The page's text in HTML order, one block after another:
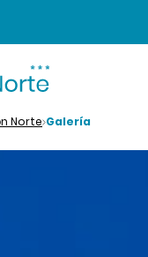
Norte Galería